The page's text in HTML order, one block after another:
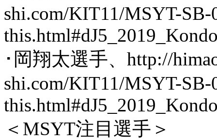
shi.com/KIT11/MSYT-SB-
･岡翔太選手、http://
shi.com/KIT11/MSYT-SB-
＜MSYT注目選手＞